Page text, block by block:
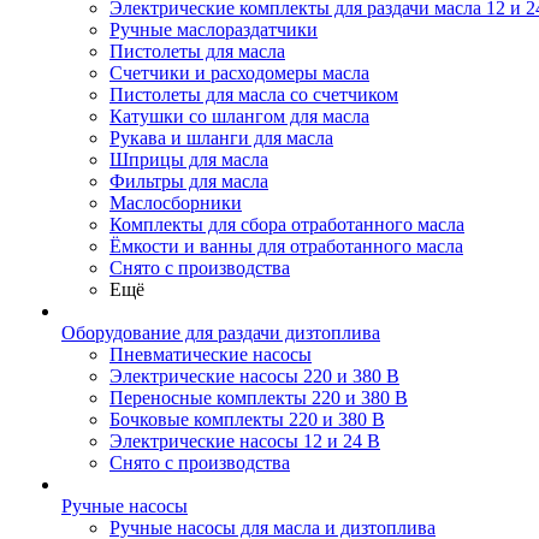
Электрические комплекты для раздачи масла 12 и
Ручные маслораздатчики
Пистолеты для масла
Счетчики и расходомеры масла
Пистолеты для масла со счетчиком
Катушки со шлангом для масла
Рукава и шланги для масла
Шприцы для масла
Фильтры для масла
Маслосборники
Комплекты для сбора отработанного масла
Ёмкости и ванны для отработанного масла
Снято с производства
Ещё
Оборудование для раздачи дизтоплива
Пневматические насосы
Электрические насосы 220 и 380 В
Переносные комплекты 220 и 380 В
Бочковые комплекты 220 и 380 В
Электрические насосы 12 и 24 В
Снято с производства
Ручные насосы
Ручные насосы для масла и дизтоплива